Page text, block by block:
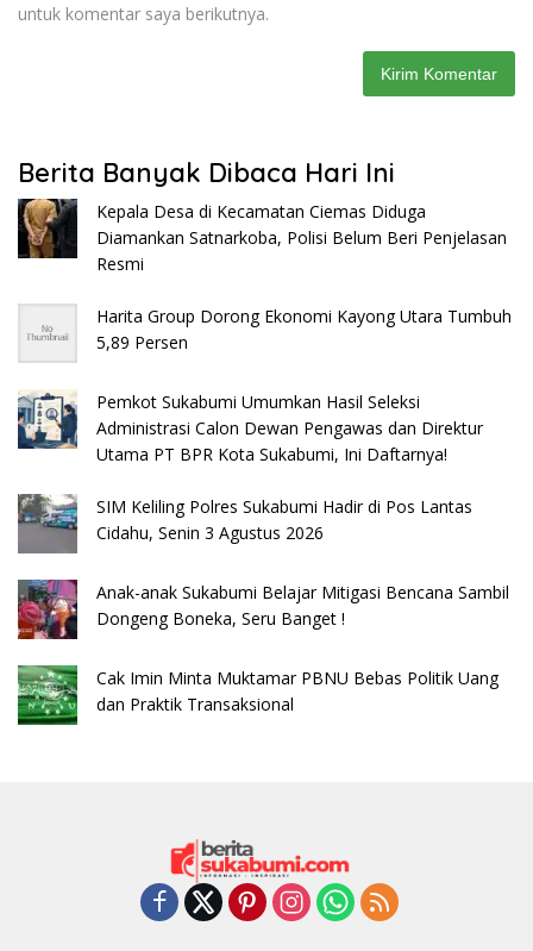
untuk komentar saya berikutnya.
Berita Banyak Dibaca Hari Ini
Kepala Desa di Kecamatan Ciemas Diduga
Diamankan Satnarkoba, Polisi Belum Beri Penjelasan
Resmi
Harita Group Dorong Ekonomi Kayong Utara Tumbuh
5,89 Persen
Pemkot Sukabumi Umumkan Hasil Seleksi
Administrasi Calon Dewan Pengawas dan Direktur
Utama PT BPR Kota Sukabumi, Ini Daftarnya!
SIM Keliling Polres Sukabumi Hadir di Pos Lantas
Cidahu, Senin 3 Agustus 2026
Anak-anak Sukabumi Belajar Mitigasi Bencana Sambil
Dongeng Boneka, Seru Banget !
Cak Imin Minta Muktamar PBNU Bebas Politik Uang
dan Praktik Transaksional